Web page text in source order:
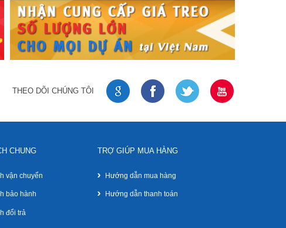
Dây AV 6 đầu bạc 1.5m
Giá gốc:45 000 VNĐ
Dây loa Helin 0,5 ly - 80m
THEO DÕI CHÚNG TÔI
CHUNG
vận chuyển
bảo hành
đổi trả
TRỢ GIÚP MUA HÀNG
Hướng dẫn mua hàng
Hướng dẫn thanh toán